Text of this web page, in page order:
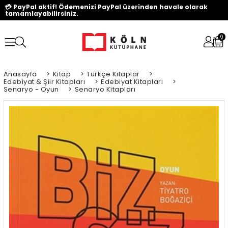
💳 PayPal aktif! Ödemenizi PayPal üzerinden havale olarak
tamamlayabilirsiniz.
0
Anasayfa > Kitap > Türkçe Kitaplar >
Edebiyat & Şiir Kitapları > Edebiyat Kitapları >
Senaryo - Oyun > Senaryo Kitapları